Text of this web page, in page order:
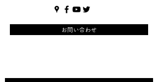
お問い合わせ